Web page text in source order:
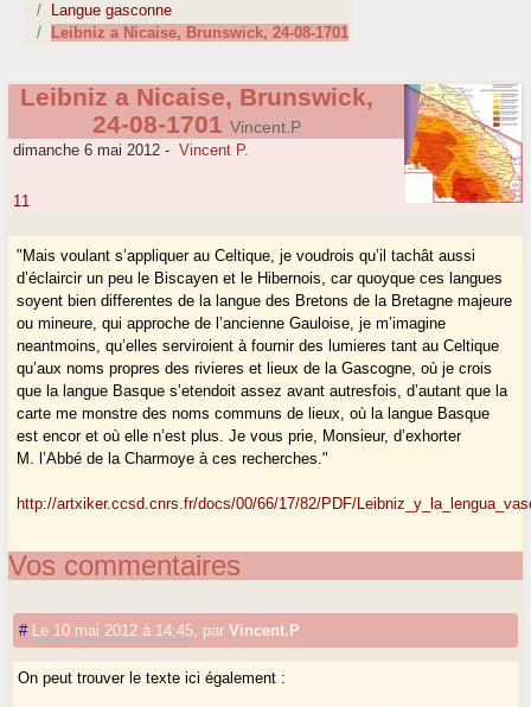
Langue gasconne
Leibniz a Nicaise, Brunswick, 24-08-1701
Leibniz a Nicaise, Brunswick,
24-08-1701 Vincent.P
dimanche 6 mai 2012 - Vincent P.
11
"Mais voulant s’appliquer au Celtique, je voudrois qu’il tachât aussi
d’éclaircir un peu le Biscayen et le Hibernois, car quoyque ces langues
soyent bien differentes de la langue des Bretons de la Bretagne majeure
ou mineure, qui approche de l’ancienne Gauloise, je m’imagine
neantmoins, qu’elles serviroient à fournir des lumieres tant au Celtique
qu’aux noms propres des rivieres et lieux de la Gascogne, où je crois
que la langue Basque s’etendoit assez avant autresfois, d’autant que la
carte me monstre des noms communs de lieux, où la langue Basque
est encor et où elle n’est plus. Je vous prie, Monsieur, d’exhorter
M. l’Abbé de la Charmoye à ces recherches."
http://artxiker.ccsd.cnrs.fr/docs/00/66/17/82/PDF/
Vos commentaires
# Le 10 mai 2012 à 14:45 parVincent.P
On peut trouver le texte ici également :